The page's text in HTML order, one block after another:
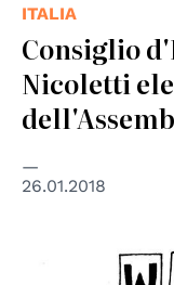
ITALIA
Consiglio
Nicoletti
26.01.2018